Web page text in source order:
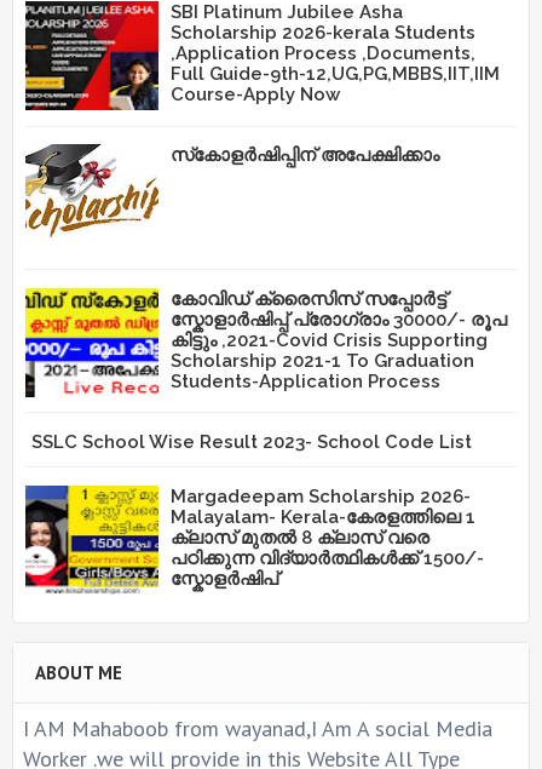
SBI Platinum Jubilee Asha
Scholarship 2026-kerala Students
,Application Process ,Documents,
Full Guide-9th-12,UG,PG,MBBS,IIT,IIM
Course-Apply Now
സ്‌കോളർഷിപ്പിന് അപേക്ഷിക്കാം
കോവിഡ് ക്രൈസിസ് സപ്പോർട്ട്
സ്കോളാർഷിപ്പ് പ്രോഗ്രാം 30000/- രൂപ
കിട്ടും ,2021-Covid Crisis Supporting
Scholarship 2021-1 To Graduation
Students-Application Process
SSLC School Wise Result 2023- School Code List
Margadeepam Scholarship 2026-
Malayalam- Kerala-കേരളത്തിലെ 1
ക്ലാസ് മുതൽ 8 ക്ലാസ് വരെ
പഠിക്കുന്ന വിദ്യാർത്ഥികൾക്ക് 1500/-
സ്കോളർഷിപ്
ABOUT ME
I AM Mahaboob from wayanad,I Am A social Media
Worker .we will provide in this Website All Type